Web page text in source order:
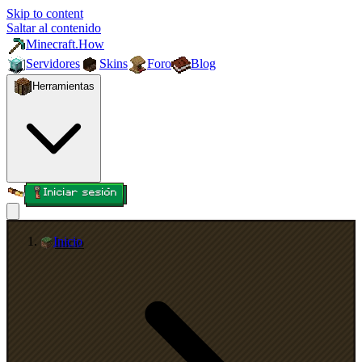
Skip to content
Saltar al contenido
Minecraft.How
Servidores
Skins Foro Blog
Herramientas
Iniciar sesión
Inicio